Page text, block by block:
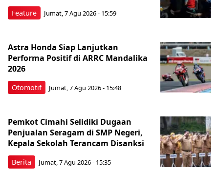
Feature Jumat, 7 Agu 2026 - 15:59
Otomotif
Astra Honda Siap Lanjutkan
Performa Positif di ARRC Mandalika
2026
Jumat, 7 Agu 2026 - 15:48
Berita
Pemkot Cimahi Selidiki Dugaan
Penjualan Seragam di SMP Negeri,
Kepala Sekolah Terancam Disanksi
Jumat, 7 Agu 2026 - 15:35